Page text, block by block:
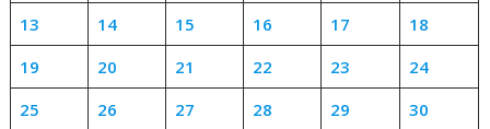
13
14 15 16 17
18
19
20 21 22 23
24
25
26 27 28 29
30